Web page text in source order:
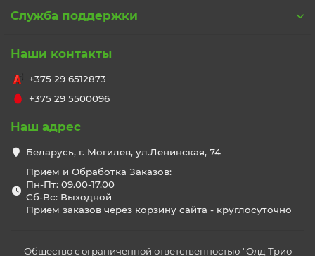
Служба поддержки
Наши контакты
+375 29 6512873
+375 29 5500096
Наш адрес
Беларусь, г. Могилев, ул.Ленинская, 74
Прием и Обработка Заказов:
Пн-Пт: 09.00-17.00
Сб-Вс: Выходной
Прием заказов через корзину сайта - круглосуточно
Общество с ограниченной ответственностью "Олд Трио